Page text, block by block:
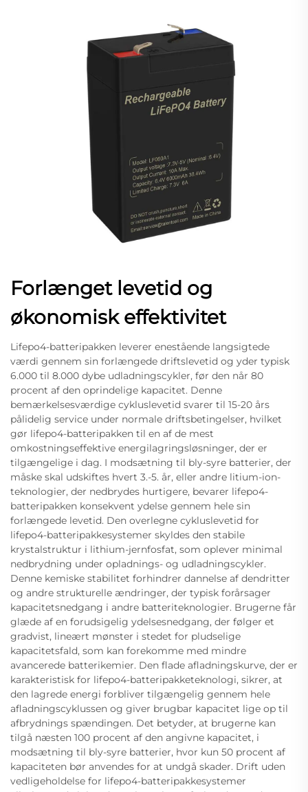
Forlænget levetid og
økonomisk effektivitet
Lifepo4-batteripakken leverer enestående langsigtede
værdi gennem sin forlængede driftslevetid og yder typisk
6.000 til 8.000 dybe udladningscykler, før den når 80
procent af den oprindelige kapacitet. Denne
bemærkelsesværdige cykluslevetid svarer til 15-20 års
pålidelig service under normale driftsbetingelser, hvilket
gør lifepo4-batteripakken til en af de mest
omkostningseffektive energilagringsløsninger, der er
tilgængelige i dag. I modsætning til bly-syre batterier, der
måske skal udskiftes hvert 3.-5. år, eller andre litium-ion-
teknologier, der nedbrydes hurtigere, bevarer lifepo4-
batteripakken konsekvent ydelse gennem hele sin
forlængede levetid. Den overlegne cykluslevetid for
lifepo4-batteripakkesystemer skyldes den stabile
krystalstruktur i lithium-jernfosfat, som oplever minimal
nedbrydning under opladnings- og udladningscykler.
Denne kemiske stabilitet forhindrer dannelse af dendritter
og andre strukturelle ændringer, der typisk forårsager
kapacitetsnedgang i andre batteriteknologier. Brugerne får
glæde af en forudsigelig ydelsesnedgang, der følger et
gradvist, lineært mønster i stedet for pludselige
kapacitetsfald, som kan forekomme med mindre
avancerede batterikemier. Den flade afladningskurve, der er
karakteristisk for lifepo4-batteripakketeknologi, sikrer, at
den lagrede energi forbliver tilgængelig gennem hele
afladningscyklussen og giver brugbar kapacitet lige op til
afbrydnings spændingen. Det betyder, at brugerne kan
tilgå næsten 100 procent af den angivne kapacitet, i
modsætning til bly-syre batterier, hvor kun 50 procent af
kapaciteten bør anvendes for at undgå skader. Drift uden
vedligeholdelse for lifepo4-batteripakkesystemer